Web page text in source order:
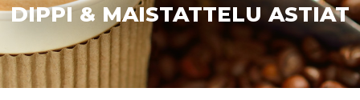
DIPPI & MAISTATTELU ASTIAT